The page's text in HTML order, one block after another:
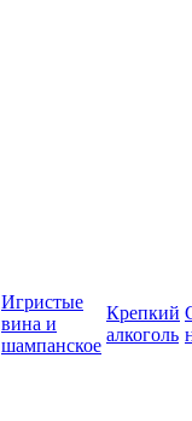
Игристые
вина и
шампанское
Крепкий
алкоголь